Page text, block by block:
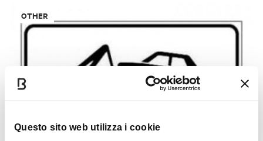
Questo sito web utilizza i cookie
OTHER